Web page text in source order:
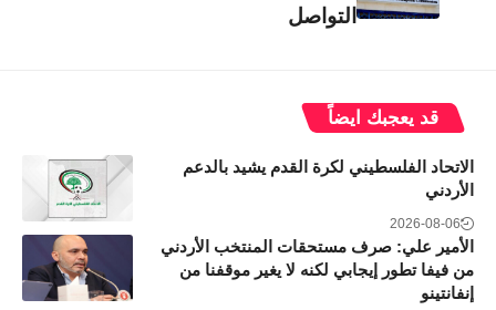
التواصل
قد يعجبك ايضاً
الاتحاد الفلسطيني لكرة القدم يشيد بالدعم
الأردني
2026-08-06
الأمير علي: صرف مستحقات المنتخب الأردني
من فيفا تطور إيجابي لكنه لا يغير موقفنا من
إنفانتينو